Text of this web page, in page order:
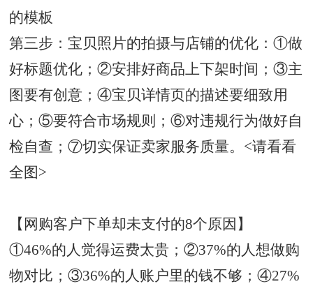
的模板
第三步：宝贝照片的拍摄与店铺的优化：①做
好标题优化；②安排好商品 上下架时间；③主
图要有创意；④宝贝详情页的描述要细致用
心；⑤要符合市场规则；⑥对违规行为做好自
检自查；⑦切实保证卖家服务质量。<请看看
全图>
【网购客户下单却未支付的8个原因】
①46%的人觉得运费太贵；②37%的人想做购
物对比；③36%的人账户里的钱不够；④27%